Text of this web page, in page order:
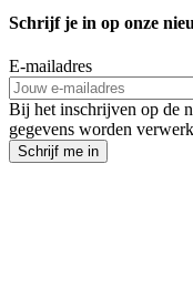
Schrijf je in op onze
E-mailadres
Bij het inschrijven op de
gegevens worden
Schrijf me in